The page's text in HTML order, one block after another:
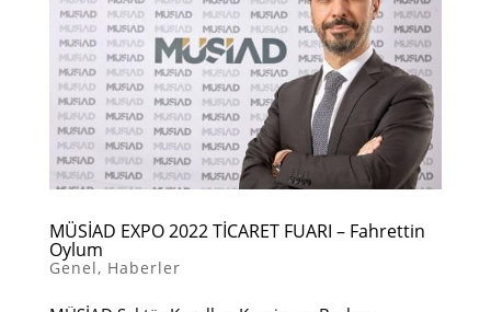
MÜSİAD EXPO 2022 TİCARET FUARI – Fahrettin
Oylum
Genel, Haberler